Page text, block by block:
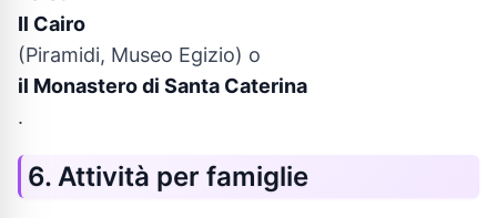
Il Cairo
(Piramidi, Museo Egizio) o
il Monastero di Santa Caterina
.
6. Attività per famiglie